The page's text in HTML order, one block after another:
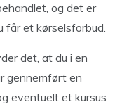
og det er
får et kørselsforbud.
det, at du i en
gennemført en
eventuelt et kursus